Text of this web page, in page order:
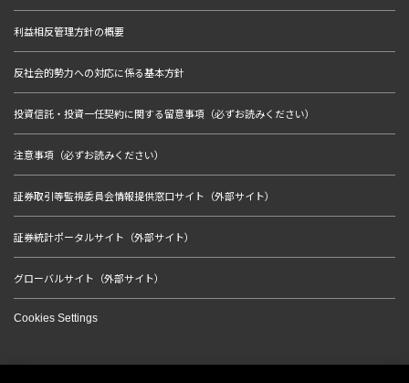
利益相反管理方針の概要
反社会的勢力への対応に係る基本方針
投資信託・投資一任契約に関する留意事項（必ずお読みください）
注意事項（必ずお読みください）
証券取引等監視委員会情報提供窓口サイト（外部サイト）
証券統計ポータルサイト（外部サイト）
グローバルサイト（外部サイト）
Cookies Settings